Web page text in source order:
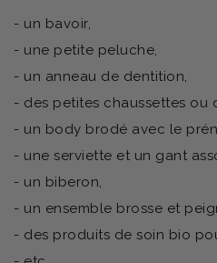
- un bavoir,
- une petite peluche,
- un anneau de dentition,
- des petites chaussettes ou
- un body brodé avec le
- une serviette et un gant
- un biberon,
- un ensemble brosse et
- des produits de soin bio